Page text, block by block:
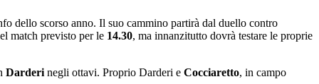
dello scorso anno. Il suo cammino partirà dal duello contro
match previsto per le 14.30, ma innanzitutto dovrà testare le proprie
Darderi negli ottavi. Proprio Darderi e Cocciaretto, in campo